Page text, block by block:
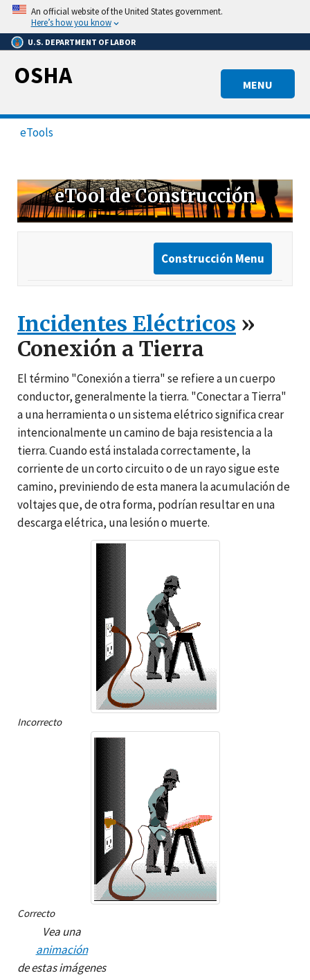
Skip
main
content
An official website of the United States government.
Here’s how you know
U.S. DEPARTMENT OF LABOR
MENU
OSHA
eTools
eTool de Construcción
Construcción Menu
Incidentes Eléctricos »
Conexión a Tierra
El término "Conexión a tierra" se refiere a un cuerpo
conductor, generalmente la tierra. "Conectar a Tierra"
a una herramienta o un sistema elétrico significa crear
intencionalmente un camino de baja resistencia a la
tierra. Cuando está instalada correctamente, la
corriente de un corto circuito o de un rayo sigue este
camino, previniendo de esta manera la acumulación de
voltajes que, de otra forma, podrían resultar en una
descarga elétrica, una lesión o muerte.
Incorrecto
Correcto
Vea una
animación
de estas imágenes